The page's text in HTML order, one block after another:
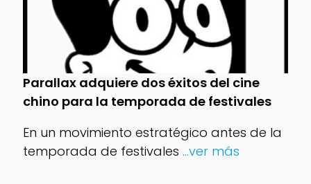
Parallax adquiere dos éxitos del cine
chino para la temporada de festivales
En un movimiento estratégico antes de la
temporada de festivales ...ver más